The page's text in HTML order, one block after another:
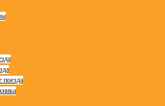
поезда